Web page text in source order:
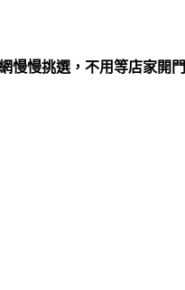
慢慢挑選，不用等店家開